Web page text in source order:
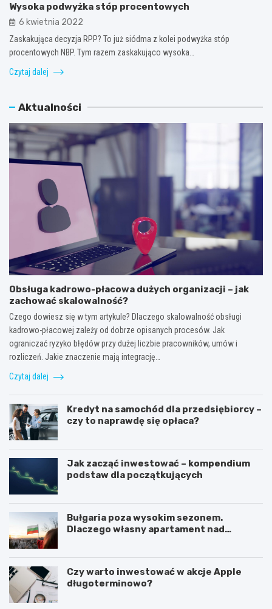
Wysoka podwyżka stóp procentowych
6 kwietnia 2022
Zaskakująca decyzja RPP? To już siódma z kolei podwyżka stóp
procentowych NBP. Tym razem zaskakująco wysoka…
Czytaj dalej
Aktualności
Obsługa kadrowo-płacowa dużych organizacji – jak
zachować skalowalność?
Czego dowiesz się w tym artykule? Dlaczego skalowalność obsługi
kadrowo-płacowej zależy od dobrze opisanych procesów. Jak
ograniczać ryzyko błędów przy dużej liczbie pracowników, umów i
rozliczeń. Jakie znaczenie mają integrację…
Czytaj dalej
Kredyt na samochód dla przedsiębiorcy –
czy to naprawdę się opłaca?
Jak zacząć inwestować – kompendium
podstaw dla początkujących
Bułgaria poza wysokim sezonem.
Dlaczego własny apartament nad
Czy warto inwestować w akcje Apple
długoterminowo?